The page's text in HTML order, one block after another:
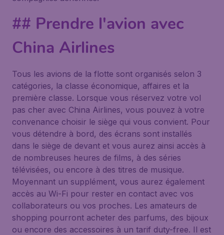
## Prendre l'avion avec
China Airlines
Tous les avions de la flotte sont organisés selon 3
catégories, la classe économique, affaires et la
première classe. Lorsque vous réservez votre vol
pas cher avec China Airlines, vous pouvez à votre
convenance choisir le siège qui vous convient. Pour
vous détendre à bord, des écrans sont installés
dans le siège de devant et vous aurez ainsi accès à
de nombreuses heures de films, à des séries
télévisées, ou encore à des titres de musique.
Moyennant un supplément, vous aurez également
accès au Wi-Fi pour rester en contact avec vos
collaborateurs ou vos proches. Les amateurs de
shopping pourront acheter des parfums, des bijoux
ou encore des accessoires à un tarif duty-free. Il est